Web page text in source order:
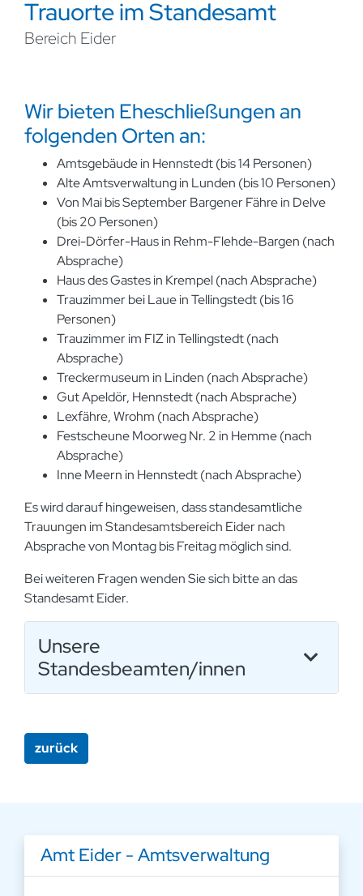
Trauorte im Standesamt
Bereich Eider
Wir bieten Eheschließungen an
folgenden Orten an:
Amtsgebäude in Hennstedt (bis 14 Personen)
Alte Amtsverwaltung in Lunden (bis 10 Personen)
Von Mai bis September Bargener Fähre in Delve
(bis 20 Personen)
Drei-Dörfer-Haus in Rehm-Flehde-Bargen (nach
Absprache)
Haus des Gastes in Krempel (nach Absprache)
Trauzimmer bei Laue in Tellingstedt (bis 16
Personen)
Trauzimmer im FIZ in Tellingstedt (nach
Absprache)
Treckermuseum in Linden (nach Absprache)
Gut Apeldör, Hennstedt (nach Absprache)
Lexfähre, Wrohm (nach Absprache)
Festscheune Moorweg Nr. 2 in Hemme (nach
Absprache)
Inne Meern in Hennstedt (nach Absprache)
Es wird darauf hingeweisen, dass standesamtliche
Trauungen im Standesamtsbereich Eider nach
Absprache von Montag bis Freitag möglich sind.
Bei weiteren Fragen wenden Sie sich bitte an das
Standesamt Eider.
Unsere
Standesbeamten/innen
zurück
Amt Eider - Amtsverwaltung